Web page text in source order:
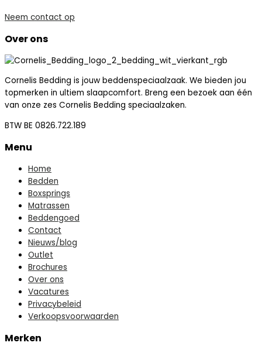
Neem contact op
Over ons
Cornelis Bedding is jouw beddenspeciaalzaak. We bieden jou
topmerken in ultiem slaapcomfort. Breng een bezoek aan één
van onze zes Cornelis Bedding speciaalzaken.
BTW BE 0826.722.189
Menu
Home
Bedden
Boxsprings
Matrassen
Beddengoed
Contact
Nieuws/blog
Outlet
Brochures
Over ons
Vacatures
Privacybeleid
Verkoopsvoorwaarden
Merken